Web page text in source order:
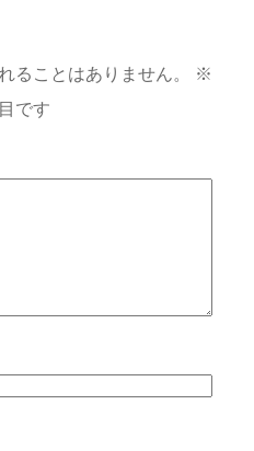
ることはありません。
※
です